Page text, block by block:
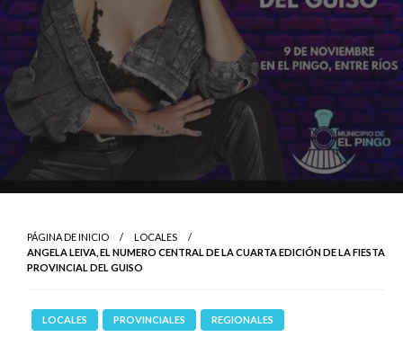
PÁGINA DE INICIO
LOCALES
ANGELA LEIVA, EL NUMERO CENTRAL DE LA CUARTA EDICIÓN DE LA FIESTA
PROVINCIAL DEL GUISO
LOCALES PROVINCIALES REGIONALES